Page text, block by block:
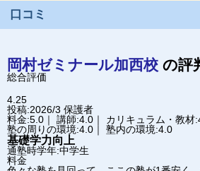
口コミ
岡村ゼミナール加西校 の評
総合評価
4.25
投稿:2026/3 保護者
料金:5.0｜ 講師:4.0｜ カリキュラム・教材
塾の周りの環境:4.0｜ 塾内の環境:4.0
基礎学力向上
通塾時学年:中学生
料金